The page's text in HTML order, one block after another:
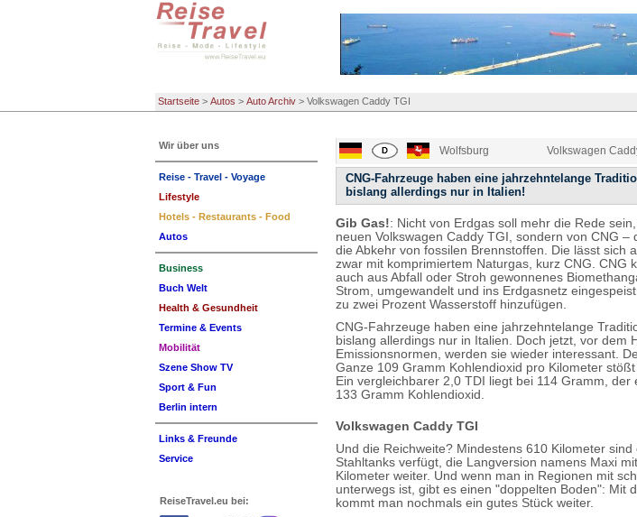
Startseite > Autos > Auto Archiv > Volkswagen Caddy TGI
Wolfsburg Volkswagen
CNG-Fahrzeuge haben eine jahrzehntelange
bislang allerdings nur in Italien!
Gib Gas!: Nicht von Erdgas soll mehr die Rede
neuen Volkswagen Caddy TGI, sondern von CNG
die Abkehr von fossilen Brennstoffen. Die lässt sich
zwar mit komprimiertem Naturgas, kurz CNG. CNG
auch aus Abfall oder Stroh gewonnenes
Strom, umgewandelt und ins Erdgasnetz
zu zwei Prozent Wasserstoff hinzufügen.
CNG-Fahrzeuge haben eine jahrzehntelange
bislang allerdings nur in Italien. Doch jetzt, vor dem
Emissionsnormen, werden sie wieder interessant.
Ganze 109 Gramm Kohlendioxid pro Kilometer
Ein vergleichbarer 2,0 TDI liegt bei 114 Gramm,
133 Gramm Kohlendioxid.
Volkswagen Caddy TGI
Und die Reichweite? Mindestens 610 Kilometer
Stahltanks verfügt, die Langversion namens Maxi
Kilometer weiter. Und wenn man in Regionen mit
unterwegs ist, gibt es einen "doppelten Boden": Mit
kommt man nochmals ein gutes Stück weiter.
Wir über uns
Reise - Travel - Voyage
Lifestyle
Hotels - Restaurants - Food
Autos
Business
Buch Welt
Health & Gesundheit
Termine & Events
Mobilität
Szene Show TV
Sport & Fun
Berlin intern
Links & Freunde
Service
ReiseTravel.eu bei: